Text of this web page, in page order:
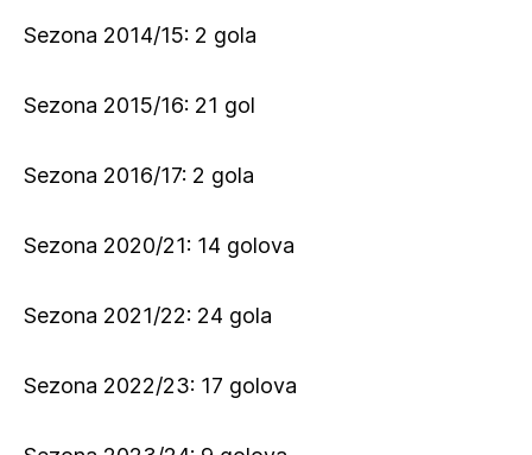
Sezona 2014/15: 2 gola
Sezona 2015/16: 21 gol
Sezona 2016/17: 2 gola
Sezona 2020/21: 14 golova
Sezona 2021/22: 24 gola
Sezona 2022/23: 17 golova